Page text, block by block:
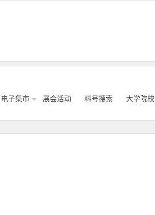
电子集市 展会活动 料号搜索 大学院校